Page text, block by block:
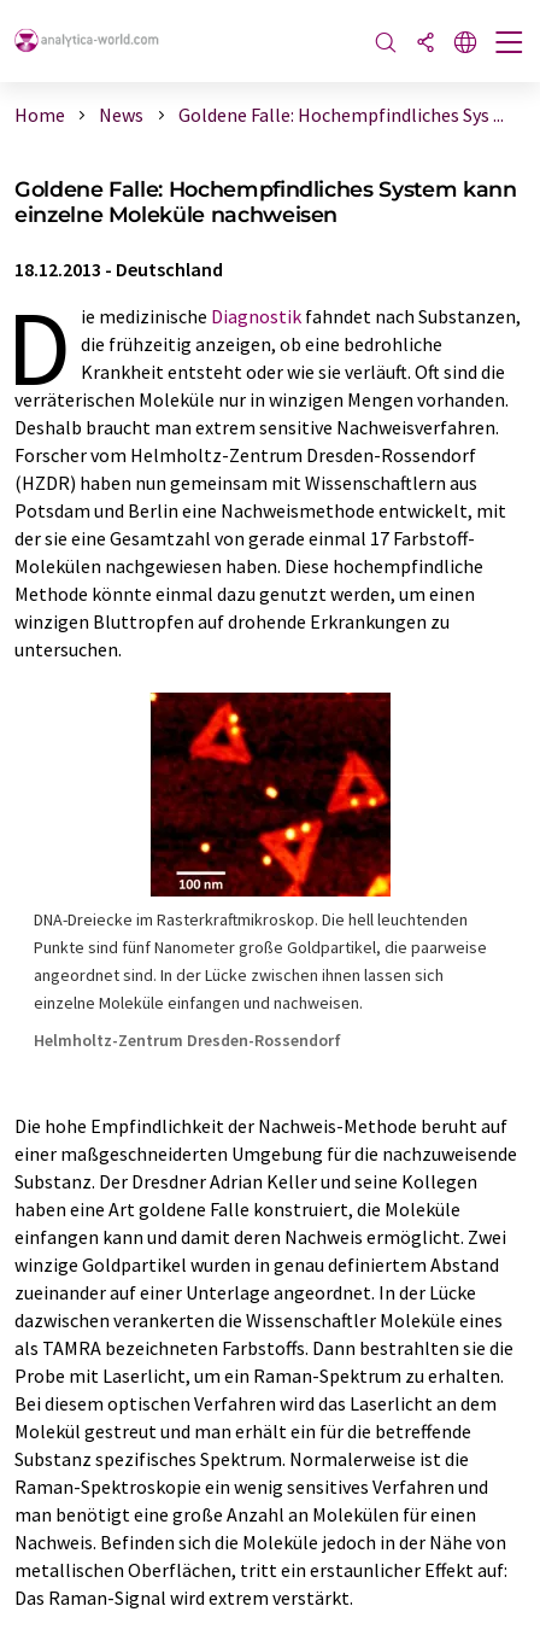
Home News Goldene Falle: Hochempfindliches Sys ...
Goldene Falle: Hochempfindliches System kann
einzelne Moleküle nachweisen
18.12.2013 - Deutschland
D ie medizinische Diagnostik fahndet nach Substanzen,
die frühzeitig anzeigen, ob eine bedrohliche
Krankheit entsteht oder wie sie verläuft. Oft sind die
verräterischen Moleküle nur in winzigen Mengen vorhanden.
Deshalb braucht man extrem sensitive Nachweisverfahren.
Forscher vom Helmholtz-Zentrum Dresden-Rossendorf
(HZDR) haben nun gemeinsam mit Wissenschaftlern aus
Potsdam und Berlin eine Nachweismethode entwickelt, mit
der sie eine Gesamtzahl von gerade einmal 17 Farbstoff-
Molekülen nachgewiesen haben. Diese hochempfindliche
Methode könnte einmal dazu genutzt werden, um einen
winzigen Bluttropfen auf drohende Erkrankungen zu
untersuchen.
DNA-Dreiecke im Rasterkraftmikroskop. Die hell leuchtenden
Punkte sind fünf Nanometer große Goldpartikel, die paarweise
angeordnet sind. In der Lücke zwischen ihnen lassen sich
einzelne Moleküle einfangen und nachweisen.
Helmholtz-Zentrum Dresden-Rossendorf
Die hohe Empfindlichkeit der Nachweis-Methode beruht auf
einer maßgeschneiderten Umgebung für die nachzuweisende
Substanz. Der Dresdner Adrian Keller und seine Kollegen
haben eine Art goldene Falle konstruiert, die Moleküle
einfangen kann und damit deren Nachweis ermöglicht. Zwei
winzige Goldpartikel wurden in genau definiertem Abstand
zueinander auf einer Unterlage angeordnet. In der Lücke
dazwischen verankerten die Wissenschaftler Moleküle eines
als TAMRA bezeichneten Farbstoffs. Dann bestrahlten sie die
Probe mit Laserlicht, um ein Raman-Spektrum zu erhalten.
Bei diesem optischen Verfahren wird das Laserlicht an dem
Molekül gestreut und man erhält ein für die betreffende
Substanz spezifisches Spektrum. Normalerweise ist die
Raman-Spektroskopie ein wenig sensitives Verfahren und
man benötigt eine große Anzahl an Molekülen für einen
Nachweis. Befinden sich die Moleküle jedoch in der Nähe von
metallischen Oberflächen, tritt ein erstaunlicher Effekt auf:
Das Raman-Signal wird extrem verstärkt.